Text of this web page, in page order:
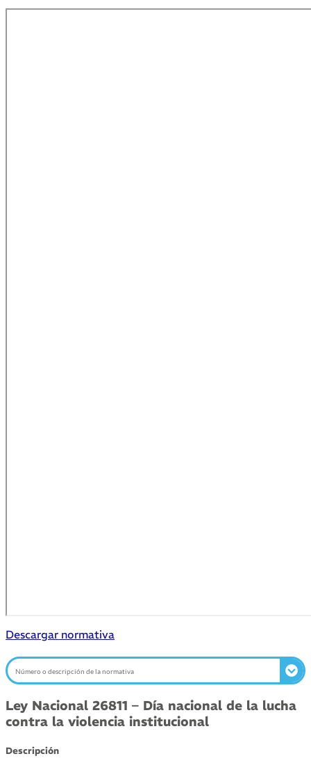
Descargar normativa
Ley Nacional 26811 – Día nacional de la lucha
contra la violencia institucional
Descripción